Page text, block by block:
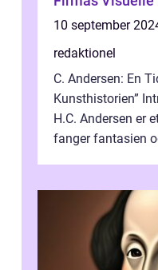
10 september
redaktionel
C. Andersen: En
Kunsthistorien”
H.C. Andersen er
fanger fantasien